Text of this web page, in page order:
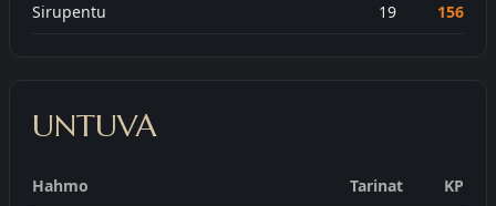
Sirupentu 19 156
UNTUVA
Hahmo Tarinat KP